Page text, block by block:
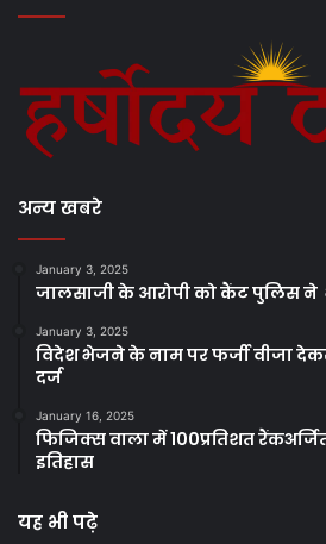
अन्य खबरे
January 3, 2025
जालसाजी के आरोपी को कैंट पुलिस
January 3, 2025
विदेश भेजने के नाम पर फर्जी वीजा
दर्ज
January 16, 2025
फिजिक्स वाला में 100प्रतिशत
इतिहास
यह भी पढ़े